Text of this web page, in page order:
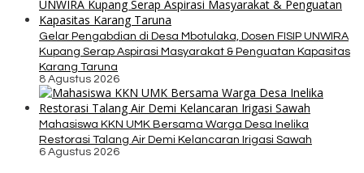
Gelar Pengabdian di Desa Mbotulaka, Dosen FISIP UNWIRA
Kupang Serap Aspirasi Masyarakat & Penguatan Kapasitas
Karang Taruna
8 Agustus 2026
Mahasiswa KKN UMK Bersama Warga Desa Inelika
Restorasi Talang Air Demi Kelancaran Irigasi Sawah
6 Agustus 2026